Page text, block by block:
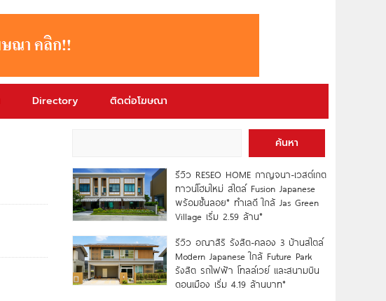
Directory ติดต่อโฆษณา
ค้นหา
รีวิว RESEO HOME กาญจนา-เวสต์เกต
ทาวน์โฮมใหม่ สไตล์ Fusion Japanese
พร้อมชั้นลอย* ทำเลดี ใกล้ Jas Green
Village เริ่ม 2.59 ล้าน*
รีวิว อณาสิริ รังสิต-คลอง 3 บ้านสไตล์
Modern Japanese ใกล้ Future Park
รังสิต รถไฟฟ้า โทลล์เวย์ และสนามบิน
ดอนเมือง เริ่ม 4.19 ล้านบาท*